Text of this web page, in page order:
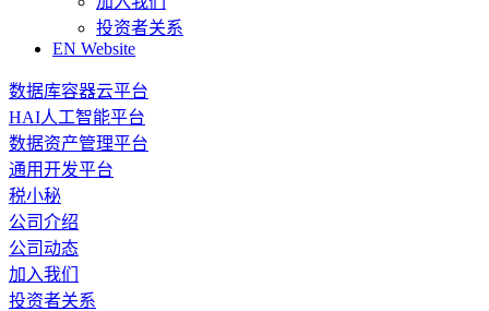
投资者关系
EN Website
数据库容器云平台
HAI人工智能平台
数据资产管理平台
通用开发平台
税小秘
公司介绍
公司动态
加入我们
投资者关系